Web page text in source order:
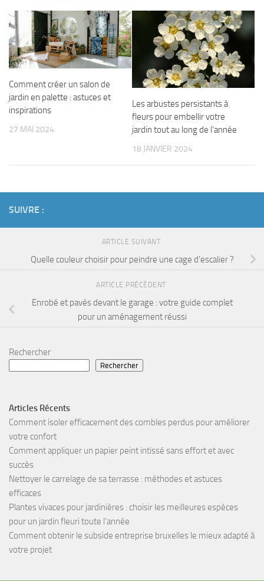
Comment créer un salon de
jardin en palette : astuces et
inspirations
27 MAI 2024
Les arbustes persistants à
fleurs pour embellir votre
jardin tout au long de l’année
18 JANVIER 2024
SUIVRE :
ARTICLE SUIVANT
Quelle couleur choisir pour peindre une cage d’escalier ?
ARTICLE PRÉCÉDENT
Enrobé et pavés devant le garage : votre guide complet
pour un aménagement réussi
Rechercher
Rechercher
Articles Récents
Comment isoler efficacement des combles perdus pour améliorer
votre confort
Comment appliquer un papier peint intissé sans effort et avec
succès
Nettoyer le carrelage de sa terrasse : méthodes et astuces
efficaces
Plantes vivaces pour jardinières : choisir les meilleures espèces
pour un jardin fleuri toute l’année
Comment obtenir le subside entreprise bruxelles le mieux adapté à
votre projet